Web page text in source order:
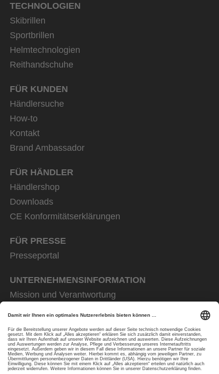
TECHNOLOGIEN
Skibrillen
Sportbrillen
Helmtechnologien
Reithandschuhe
FÜR KUNDEN
Händlersuche
How-to
Kontakt
Brand Ambassador
FÜR HÄNDLER
Händlershop
Downloads
CE Konformitätserklärungen
FÜR PRESSE
Presseportal
UNTERNEHMENS­INFORMATION
Mission und Verantwortung
Rainer Winter Stiftung
Karriere